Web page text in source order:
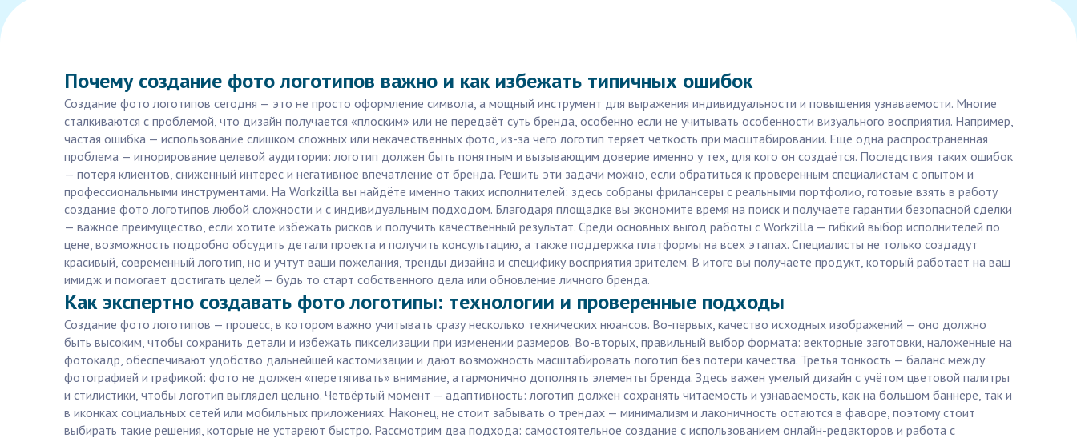
Почему создание фото логотипов важно и как избежать типичных ошибок
Создание фото логотипов сегодня — это не просто оформление символа, а мощный инструмент для выражения индивидуальности и повышения узнаваемости. Многие
сталкиваются с проблемой, что дизайн получается «плоским» или не передаёт суть бренда, особенно если не учитывать особенности визуального восприятия. Например,
частая ошибка — использование слишком сложных или некачественных фото, из-за чего логотип теряет чёткость при масштабировании. Ещё одна распространённая
проблема — игнорирование целевой аудитории: логотип должен быть понятным и вызывающим доверие именно у тех, для кого он создаётся. Последствия таких ошибок
— потеря клиентов, сниженный интерес и негативное впечатление от бренда. Решить эти задачи можно, если обратиться к проверенным специалистам с опытом и
профессиональными инструментами. На Workzilla вы найдёте именно таких исполнителей: здесь собраны фрилансеры с реальными портфолио, готовые взять в работу
создание фото логотипов любой сложности и с индивидуальным подходом. Благодаря площадке вы экономите время на поиск и получаете гарантии безопасной сделки
— важное преимущество, если хотите избежать рисков и получить качественный результат. Среди основных выгод работы с Workzilla — гибкий выбор исполнителей по
цене, возможность подробно обсудить детали проекта и получить консультацию, а также поддержка платформы на всех этапах. Специалисты не только создадут
красивый, современный логотип, но и учтут ваши пожелания, тренды дизайна и специфику восприятия зрителем. В итоге вы получаете продукт, который работает на ваш
имидж и помогает достигать целей — будь то старт собственного дела или обновление личного бренда.
Как экспертно создавать фото логотипы: технологии и проверенные подходы
Создание фото логотипов — процесс, в котором важно учитывать сразу несколько технических нюансов. Во-первых, качество исходных изображений — оно должно
быть высоким, чтобы сохранить детали и избежать пикселизации при изменении размеров. Во-вторых, правильный выбор формата: векторные заготовки, наложенные на
фотокадр, обеспечивают удобство дальнейшей кастомизации и дают возможность масштабировать логотип без потери качества. Третья тонкость — баланс между
фотографией и графикой: фото не должен «перетягивать» внимание, а гармонично дополнять элементы бренда. Здесь важен умелый дизайн с учётом цветовой палитры
и стилистики, чтобы логотип выглядел цельно. Четвёртый момент — адаптивность: логотип должен сохранять читаемость и узнаваемость, как на большом баннере, так и
в иконках социальных сетей или мобильных приложениях. Наконец, не стоит забывать о трендах — минимализм и лаконичность остаются в фаворе, поэтому стоит
выбирать такие решения, которые не устареют быстро. Рассмотрим два подхода: самостоятельное создание с использованием онлайн-редакторов и работа с